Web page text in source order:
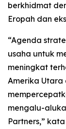
berkhidmat
Eropah dan
“Agenda
usaha untuk
meningkat
Amerika Utara
mengalu-
Partners,”